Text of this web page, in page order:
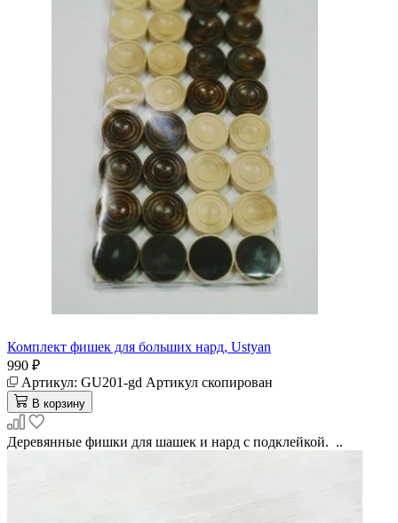
Комплект фишек для больших нард, Ustyan
990 ₽
Артикул: GU201-gd Артикул скопирован
В корзину
Деревянные фишки для шашек и нард с подклейкой. ..